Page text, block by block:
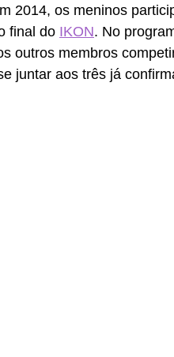
2014, os meninos
final do IKON. No
outros membros
juntar aos três já